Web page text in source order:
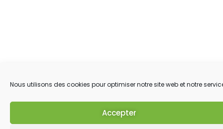
Nous utilisons des cookies pour optimiser notre site web et notre
Accepter